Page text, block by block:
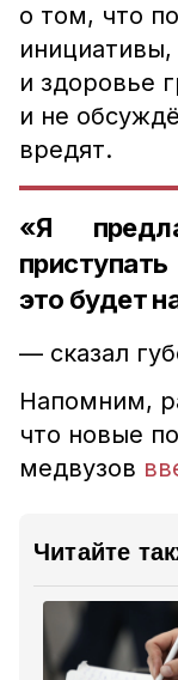
о том, что
и здоровье
и не
вредят.
«Я
это будет
— сказал
Напомним,
что новые
медвузов
Читайте